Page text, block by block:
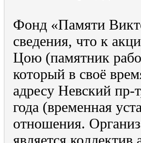
Фонд «Памяти
сведения, что к
Цою (памятник
который в своё
адресу Невский
года (временная
отношения.